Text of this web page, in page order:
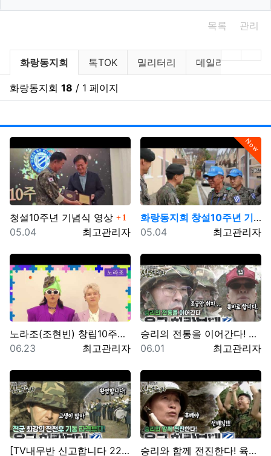
목록 관리
아말다말TV 분류 목록
현재 분류
화랑동지회 톡TOK 밀리터리 데일리 레터
이전 분
다
화랑동지회 18 / 1 페이지
청설10주년 기념식 영상 댓글
1
등록자
최고관리자
등록일
05.04
Now
화랑동지회 창설10주년 기념영상
등록자
최고관리자
등록일
05.04
노라조(조현빈) 창립10주년 기념행사 초청 영상
등록자
최고관리자
등록일
06.23
승리의 전통을 이어간다! 육군 화랑부대???? [TV내…
등록자
최고관리자
등록일
06.01
[TV내무반 신고합니다 22화]ㅣ 전군 최강의 전천후 …
승리와 함께 전진한다! 육군 화랑부대???? [TV내무…